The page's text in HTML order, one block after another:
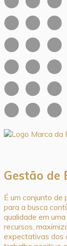
Gestão de
É um conjunto
para a busca
qualidade em
recursos,
expectativas dos